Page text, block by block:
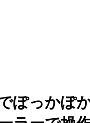
ぽっかぽ